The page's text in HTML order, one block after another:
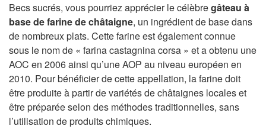
Becs sucrés, vous pourriez apprécier le célèbregâteau à
base de farine de châtaigne, un ingrédient de base dans
de nombreux plats. Cette farine est également connue
sous le nom de « farina castagnina corsa » et a obtenu une
AOC en 2006 ainsi qu’une AOP au niveau européen en
2010. Pour bénéficier de cette appellation, la farine doit
être produite à partir de variétés de châtaignes locales et
être préparée selon des méthodes traditionnelles, sans
l’utilisation de produits chimiques.